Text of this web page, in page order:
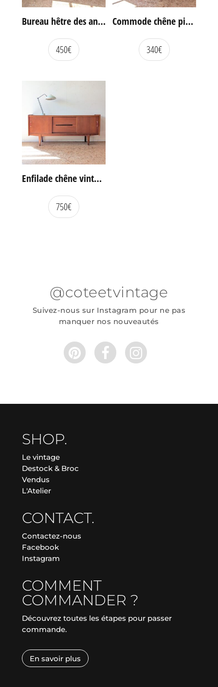
Bureau hêtre des années 60
450€
Commode chêne pieds compas vintage
340€
Enfilade chêne vintage portes coulissantes
750€
@coteetvintage
Suivez-nous sur Instagram pour ne pas
manquer nos nouveautés
SHOP.
Le vintage
Destock & Broc
Vendus
L'Atelier
CONTACT.
Contactez-nous
Facebook
Instagram
COMMENT
COMMANDER ?
Découvrez toutes les étapes pour passer
commande.
En savoir plus